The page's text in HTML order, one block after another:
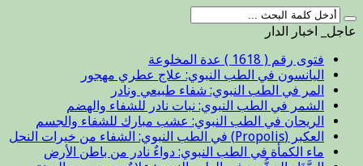
عاجل_ اخبار الدار
فتوى رقم ( 1618 ) عدة المخلوعة
اليانسون في الطب النبوي: علاج عطري مهجور
المر في الطب النبوي: شفاء طبيعي ونادر
الشمر في الطب النبوي: نبات نادر للشفاء والهضم
الريحان في الطب النبوي: عشب مبارك للشفاء والجسم
العكبر (Propolis) في الطب النبوي: الشفاء من خيرات النحل
ماء الكمأة في الطب النبوي: دواءٌ نادر من باطن الأرض